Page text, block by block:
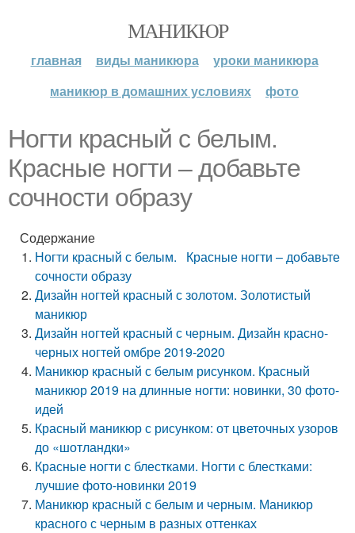
МАНИКЮР
главная виды маникюра
уроки маникюра
маникюр в домашних условиях
фото
Ногти красный с белым.
Красные ногти – добавьте
сочности образу
Содержание
Ногти красный с белым. Красные ногти – добавьте
сочности образу
Дизайн ногтей красный с золотом. Золотистый
маникюр
Дизайн ногтей красный с черным. Дизайн красно-
черных ногтей омбре 2019-2020
Маникюр красный с белым рисунком. Красный
маникюр 2019 на длинные ногти: новинки, 30 фото-
идей
Красный маникюр с рисунком: от цветочных узоров
до «шотландки»
Красные ногти с блестками. Ногти с блестками:
лучшие фото-новинки 2019
Маникюр красный с белым и черным. Маникюр
красного с черным в разных оттенках